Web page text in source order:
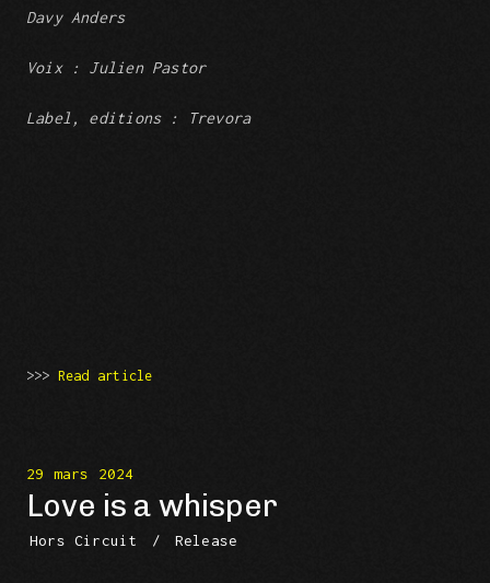
Davy Anders
Voix : Julien Pastor
Label, editions : Trevora
>>> Read article
29 mars 2024
Love is a whisper
Hors Circuit / Release